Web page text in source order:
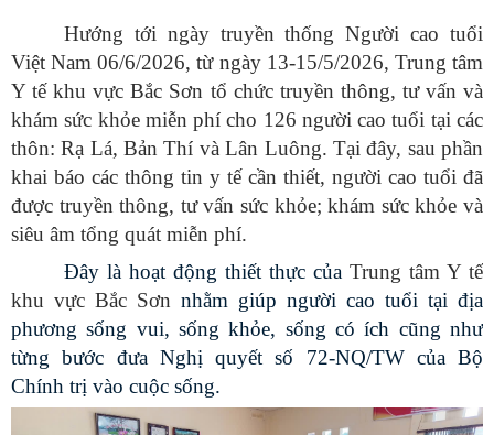
Hướng tới ngày truyền thống Người cao tuổi
Việt Nam 06/6/2026, từ ngày 13-15/5/2026, Trung tâm
Y tế khu vực Bắc Sơn tổ chức truyền thông, tư vấn và
khám sức khỏe miễn phí cho 126 người cao tuổi tại các
thôn: Rạ Lá, Bản Thí và Lân Luông. Tại đây, sau phần
khai báo các thông tin y tế cần thiết, người cao tuổi đã
được truyền thông, tư vấn sức khỏe; khám sức khỏe và
siêu âm tổng quát miễn phí.
Đây là hoạt động thiết thực của Trung tâm Y tế
khu vực Bắc Sơn nhằm giúp người cao tuổi tại địa
phương sống vui, sống khỏe, sống có ích cũng như
từng bước đưa Nghị quyết số 72-NQ/TW của Bộ
Chính trị vào cuộc sống.